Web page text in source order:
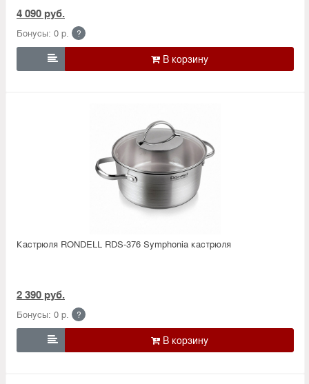
4 090 руб.
Бонусы: 0 р. ?

Кастрюля RONDELL RDS-376 Symphonia кастрюля
2 390 руб.
Бонусы: 0 р. ?
